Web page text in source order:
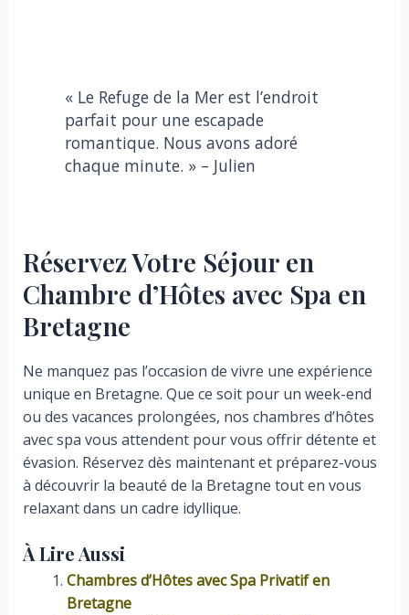
« Le Refuge de la Mer est l’endroit
parfait pour une escapade
romantique. Nous avons adoré
chaque minute. » – Julien
Réservez Votre Séjour en
Chambre d’Hôtes avec Spa en
Bretagne
Ne manquez pas l’occasion de vivre une expérience
unique en Bretagne. Que ce soit pour un week-end
ou des vacances prolongées, nos chambres d’hôtes
avec spa vous attendent pour vous offrir détente et
évasion. Réservez dès maintenant et préparez-vous
à découvrir la beauté de la Bretagne tout en vous
relaxant dans un cadre idyllique.
À Lire Aussi
Chambres d’Hôtes avec Spa Privatif en
Bretagne